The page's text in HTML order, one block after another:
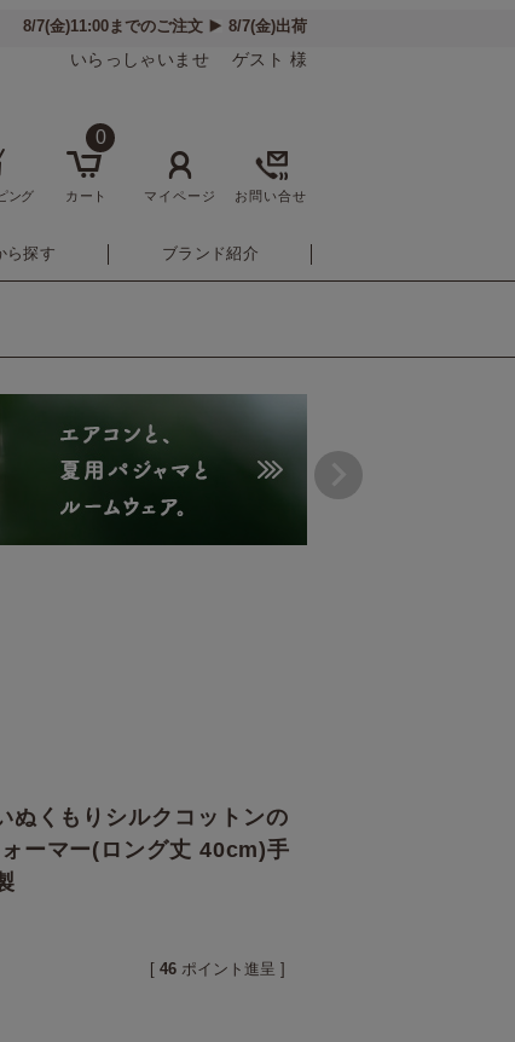
いらっしゃいませ ゲスト 様
ング
0
カート マイページ お問い合せ
ら探す ブランド紹介
ぬくもりシルクコットンの
ーマー(ロング丈 40cm)手
[ 46 ポイント進呈 ]